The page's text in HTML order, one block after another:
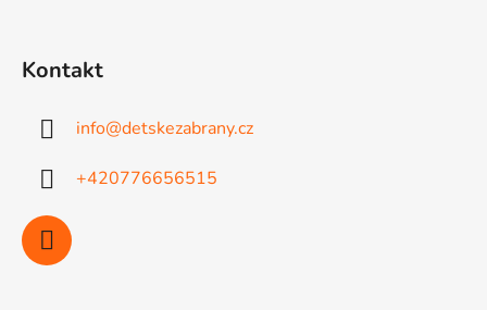
Kontakt
info@detskezabrany.cz
+420776656515